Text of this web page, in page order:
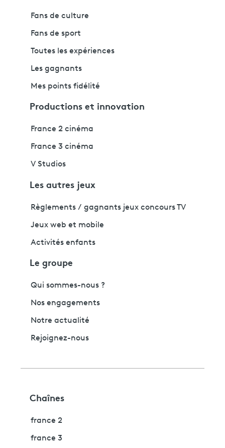
Fans de culture
Fans de sport
Toutes les expériences
Les gagnants
Mes points fidélité
Productions et innovation
France 2 cinéma
France 3 cinéma
V Studios
Les autres jeux
Règlements / gagnants jeux concours TV
Jeux web et mobile
Activités enfants
Le groupe
Qui sommes-nous ?
Nos engagements
Notre actualité
Rejoignez-nous
Chaînes
france 2
france 3